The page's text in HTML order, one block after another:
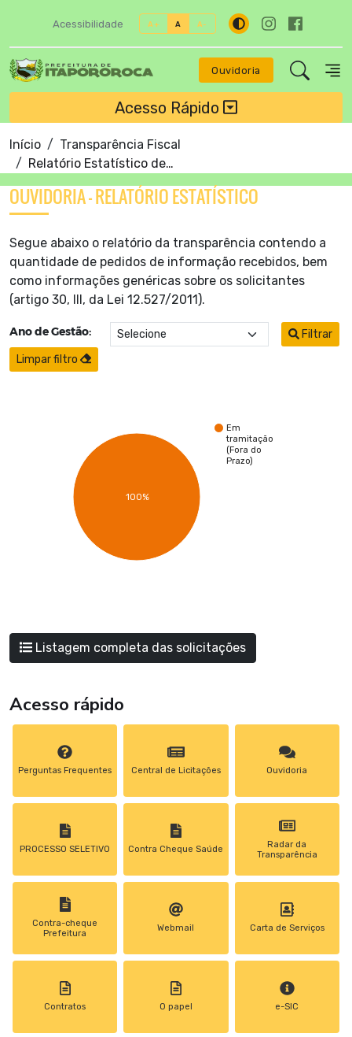
Acessibilidade A+ A A-
Ouvidoria
Acesso Rápido
Início
Transparência Fiscal
Relatório Estatístico de Ouvidoria
OUVIDORIA - RELATÓRIO ESTATÍSTICO
Segue abaixo o relatório da transparência contendo a
quantidade de pedidos de informação recebidos, bem
como informações genéricas sobre os solicitantes
(artigo 30, III, da Lei 12.527/2011).
Ano de Gestão:
Filtrar
Limpar filtro
Em
tramitação
(Fora do
Prazo)
100%
Listagem completa das solicitações
Acesso rápido
Perguntas Frequentes Central de Licitações Ouvidoria
PROCESSO SELETIVO Contra Cheque Saúde
Radar da
Transparência
Contra-cheque
Prefeitura
Webmail Carta de Serviços
Contratos 0 papel e-SIC